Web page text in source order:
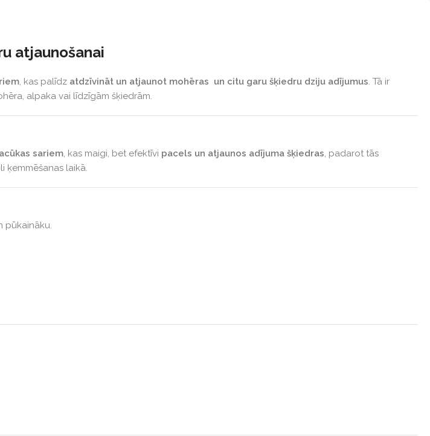
atjaunošanai
, kas palīdz atdzīvināt un atjaunot mohēras un citu garu šķiedru dziju adījumus. Tā ir
alpaka vai līdzīgām šķiedrām.
sariem, kas maigi, bet efektīvi pacels un atjaunos adījuma šķiedras, padarot tās
ķemmēšanas laikā.
pūkaināku.